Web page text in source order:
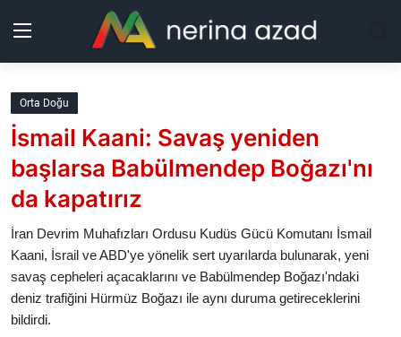
Kurdistan
Bölgeler
Yaşam
Güncel
Analiz
Makaleler
Orta Doğu
İsmail Kaani: Savaş yeniden
başlarsa Babülmendep Boğazı'nı
da kapatırız
İran Devrim Muhafızları Ordusu Kudüs Gücü Komutanı İsmail
Kaani, İsrail ve ABD'ye yönelik sert uyarılarda bulunarak, yeni
savaş cepheleri açacaklarını ve Babülmendep Boğazı'ndaki
deniz trafiğini Hürmüz Boğazı ile aynı duruma getireceklerini
bildirdi.